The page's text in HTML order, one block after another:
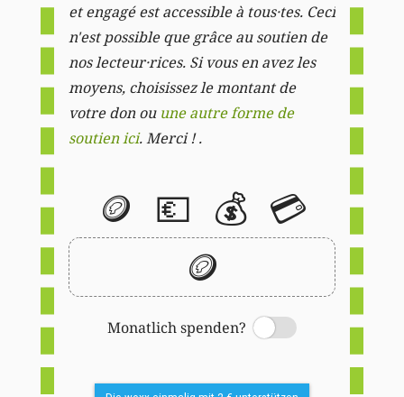
et engagé est accessible à tous·tes. Ceci
n'est possible que grâce au soutien de
nos lecteur·rices. Si vous en avez les
moyens, choisissez le montant de
votre don ou une autre forme de
soutien ici. Merci ! .
🪙 💶 💰 💳
🪙
Monatlich spenden?
Switch